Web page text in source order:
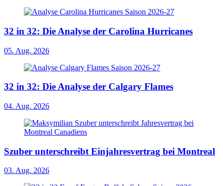
32 in 32: Die Analyse der Carolina Hurricanes
05. Aug. 2026
32 in 32: Die Analyse der Calgary Flames
04. Aug. 2026
Szuber unterschreibt Einjahresvertrag bei Montreal
03. Aug. 2026